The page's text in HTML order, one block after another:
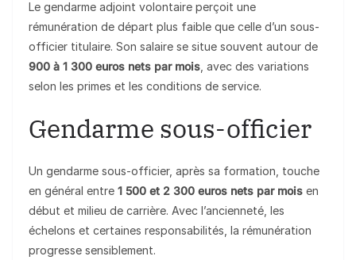
Le gendarme adjoint volontaire perçoit une
rémunération de départ plus faible que celle d’un sous-
officier titulaire. Son salaire se situe souvent autour de
900 à 1 300 euros nets par mois , avec des variations
selon les primes et les conditions de service.
Gendarme sous-officier
Un gendarme sous-officier, après sa formation, touche
en général entre 1 500 et 2 300 euros nets par mois en
début et milieu de carrière. Avec l’ancienneté, les
échelons et certaines responsabilités, la rémunération
progresse sensiblement.